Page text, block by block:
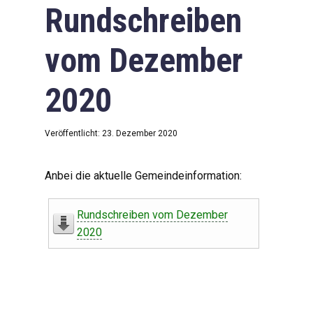
Rundschreiben
vom Dezember
2020
Veröffentlicht: 23. Dezember 2020
Anbei die aktuelle Gemeindeinformation:
Rundschreiben vom Dezember
2020